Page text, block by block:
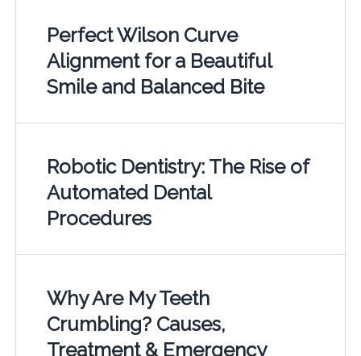
Perfect Wilson Curve
Alignment for a Beautiful
Smile and Balanced Bite
Robotic Dentistry: The Rise of
Automated Dental
Procedures
Why Are My Teeth
Crumbling? Causes,
Treatment & Emergency